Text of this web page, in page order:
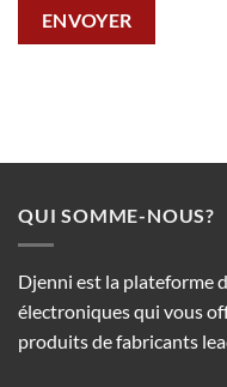
QUI SOMME-NOUS?
Djenni est la plateforme
électroniques qui vous
produits de fabricants